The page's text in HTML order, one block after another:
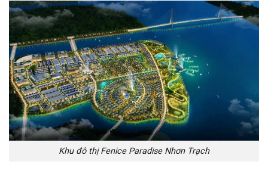
Khu đô thị Fenice Paradise Nhơn Trạch